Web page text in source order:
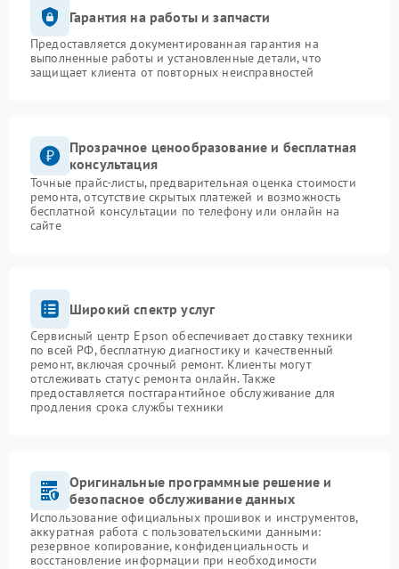
Гарантия на работы и запчасти
Предоставляется документированная гарантия на
выполненные работы и установленные детали, что
защищает клиента от повторных неисправностей
Прозрачное ценообразование и бесплатная
консультация
Точные прайс-листы, предварительная оценка стоимости
ремонта, отсутствие скрытых платежей и возможность
бесплатной консультации по телефону или онлайн на
сайте
Широкий спектр услуг
Сервисный центр Epson обеспечивает доставку техники
по всей РФ, бесплатную диагностику и качественный
ремонт, включая срочный ремонт. Клиенты могут
отслеживать статус ремонта онлайн. Также
предоставляется постгарантийное обслуживание для
продления срока службы техники
Оригинальные программные решение и
безопасное обслуживание данных
Использование официальных прошивок и инструментов,
аккуратная работа с пользовательскими данными:
резервное копирование, конфиденциальность и
восстановление информации при необходимости